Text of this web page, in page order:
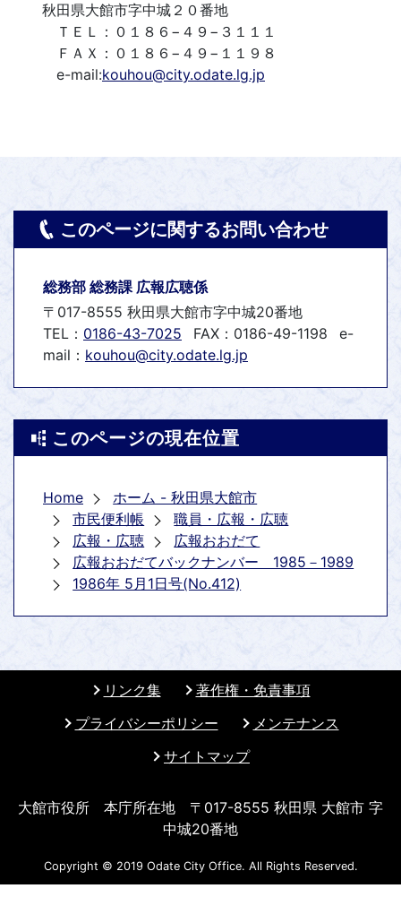
秋田県大館市字中城２０番地
ＴＥＬ：０１８６−４９−３１１１
ＦＡＸ：０１８６−４９−１１９８
e-mail:kouhou@city.odate.lg.jp
このページに関するお問い合わせ
総務部 総務課 広報広聴係
〒017-8555 秋田県大館市字中城20番地
TEL： 0186-43-7025 FAX：0186-49-1198
e-
mail： kouhou@city.odate.lg.jp
このページの現在位置
Home
ホーム - 秋田県大館市
市民便利帳
職員・広報・広聴
広報・広聴
広報おおだて
広報おおだてバックナンバー 1985－1989
1986年 5月1日号(No.412)
リンク集
著作権・免責事項
プライバシーポリシー
メンテナンス
サイトマップ
大館市役所 本庁所在地 〒017-8555 秋田県 大館市 字
中城20番地
Copyright © 2019 Odate City Office. All Rights Reserved.